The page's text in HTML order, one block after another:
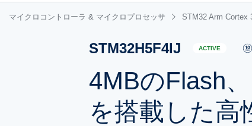
マイクロコントローラ & マイクロプロセッサ STM32 Arm Cortex
STM32H5F4IJ ACTIVE
4MBのFlash
を搭載した高